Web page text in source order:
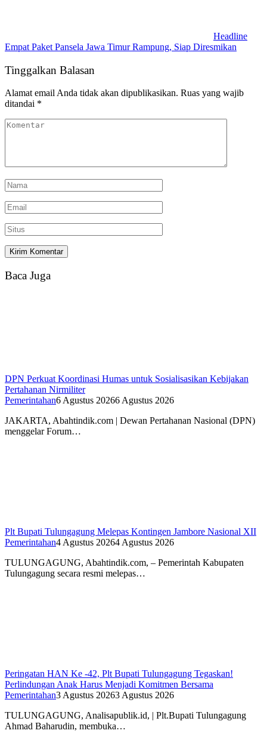
Headline
Empat Paket Pansela Jawa Timur Rampung, Siap Diresmikan
Tinggalkan Balasan
Alamat email Anda tidak akan dipublikasikan. Ruas yang wajib
ditandai *
Baca Juga
DPN Perkuat Koordinasi Humas untuk Sosialisasikan Kebijakan
Pertahanan Nirmiliter
Pemerintahan6 Agustus 20266 Agustus 2026
JAKARTA, Abahtindik.com | Dewan Pertahanan Nasional (DPN)
menggelar Forum…
Plt Bupati Tulungagung Melepas Kontingen Jambore Nasional XII
Pemerintahan4 Agustus 20264 Agustus 2026
TULUNGAGUNG, Abahtindik.com, – Pemerintah Kabupaten
Tulungagung secara resmi melepas…
Peringatan HAN Ke -42, Plt Bupati Tulungagung Tegaskan!
Perlindungan Anak Harus Menjadi Komitmen Bersama
Pemerintahan3 Agustus 20263 Agustus 2026
TULUNGAGUNG, Analisapublik.id, | Plt.Bupati Tulungagung
Ahmad Baharudin, membuka…